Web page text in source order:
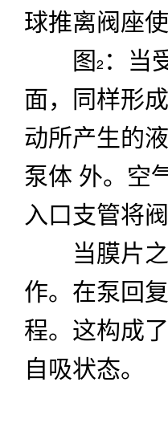
球推离阀座
图2 ：当
面，同样形
动所产生的
泵体 外。空
入口支管将
当膜片之
作。在泵回
程。这构成
自吸状态。